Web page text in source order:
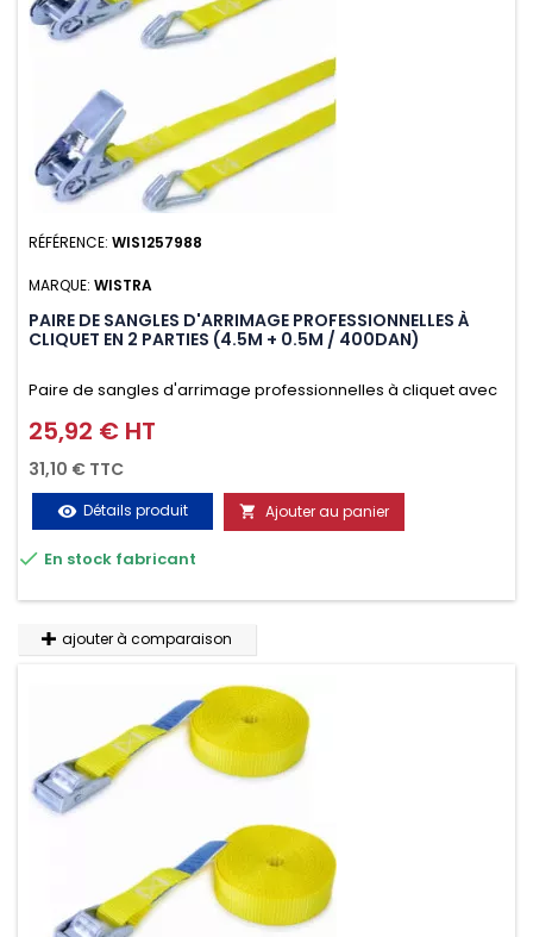
RÉFÉRENCE: WIS1257988
MARQUE: WISTRA
PAIRE DE SANGLES D'ARRIMAGE PROFESSIONNELLES À
CLIQUET EN 2 PARTIES (4.5M + 0.5M / 400DAN)
Paire de sangles d'arrimage professionnelles à cliquet avec
crochet en 2 parties (4.5M + 0.5M / 400daN), simple et rapide
d'utilisation. Permet d'arrimer et de sécuriser
vos chargements pendant le transport. Matière polyester
très résistante aux UV et aux variations de températures,
n'absorbe pas l'eau.
Prix
25,92 € HT
31,10 € TTC
visibility Détails produit  Ajouter au panier
 En stock fabricant
ajouter à comparaison